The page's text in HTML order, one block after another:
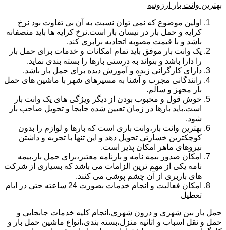
بهترین وانت بار ارزوئیه
اولین موضوع که نمی توان نسبت به آن بی تفاوت بود نرخ
کرایه و حمل بار در نیسان بار است.نرخ کرایه ها باید منصفانه
باشد و با قیمت مصوبه اتحادیه برابری کند.
یک وانت بار موفق باید تمام امکانات و خدمات برای حمل بار
را دارا باشد و بتواند به درستی بارها را بسته بندی نماید.
دارای کارگرانی زبده و آموزش دیده برای حمل بار باشد.
رانندگانی مجرب و آشنا به مسیرهای شهر با ماشین های حمل
بار مجهز و سالم.
خوش قول و محبوب بودن از دیگر ویژگی های یک وانت بار
است.باید بارها در زمان تعیین شده جابجا و تحویل صاحب بار
شود.
بهترین وانت بار،وانت باری است که بارها و لوازم را بدون
کوچکترین خسارتی تحویل دهد و این تنها با تجربه و داشتن
نیروهای ماهر امکان پذیر است.
امکان صدور بیمه نامه و بارنامه معتبر،برای حمل بار.بیمه
نامه یکی از مهم ترین الزامات می باشد که بسیاری از شرکت
های باربری از آن چشم پوشی می کنند.
امکان فعالیت و انجام خدمات بصورت 24 ساعته حتی در ایام
تعطیل
حمل بار بین شهری و درون شهری،انجام کلیه خدمات جابجایی و
حمل و نقل اسباب و اثاثیه منزل،بسته بندی،انواع ماشین حمل بار و